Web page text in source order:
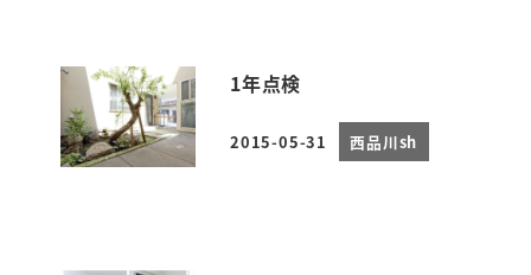
1年点検
投稿日
2015-05-31 西品川sh